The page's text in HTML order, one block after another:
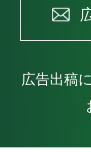
広告出稿